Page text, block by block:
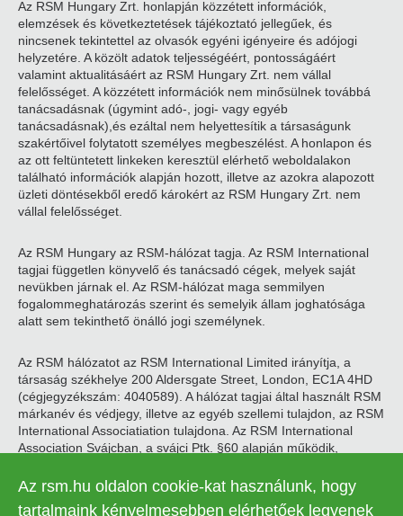
Az RSM Hungary Zrt. honlapján közzétett információk,
elemzések és következtetések tájékoztató jellegűek, és
nincsenek tekintettel az olvasók egyéni igényeire és adójogi
helyzetére. A közölt adatok teljességéért, pontosságáért
valamint aktualitásáért az RSM Hungary Zrt. nem vállal
felelősséget. A közzétett információk nem minősülnek továbbá
tanácsadásnak (úgymint adó-, jogi- vagy egyéb
tanácsadásnak),és ezáltal nem helyettesítik a társaságunk
szakértőivel folytatott személyes megbeszélést. A honlapon és
az ott feltüntetett linkeken keresztül elérhető weboldalakon
található információk alapján hozott, illetve az azokra alapozott
üzleti döntésekből eredő károkért az RSM Hungary Zrt. nem
vállal felelősséget.
Az RSM Hungary az RSM-hálózat tagja. Az RSM International
tagjai független könyvelő és tanácsadó cégek, melyek saját
nevükben járnak el. Az RSM-hálózat maga semmilyen
fogalommeghatározás szerint és semelyik állam joghatósága
alatt sem tekinthető önálló jogi személynek.
Az RSM hálózatot az RSM International Limited irányítja, a
társaság székhelye 200 Aldersgate Street, London, EC1A 4HD
(cégjegyzékszám: 4040589). A hálózat tagjai által használt RSM
márkanév és védjegy, illetve az egyéb szellemi tulajdon, az RSM
International Associatiation tulajdona. Az RSM International
Association Svájcban, a svájci Ptk. §60 alapján működik,
© 2026 RSM Hungary Zrt. | Minden jog fenntartva
Az rsm.hu oldalon cookie-kat használunk, hogy
tartalmaink kényelmesebben elérhetőek legyenek